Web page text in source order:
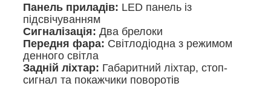
Панель приладів: LED панель із
підсвічуванням
Сигналізація: Два брелоки
Передня фара: Світлодіодна з режимом
денного світла
Задній ліхтар: Габаритний ліхтар, стоп-
сигнал та покажчики поворотів